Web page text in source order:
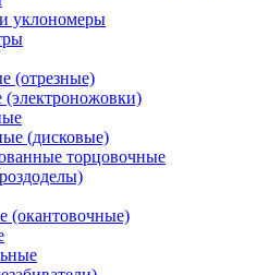
уклономеры
(отрезные)
(электроножовки)
(дисковые)
торцовочные
(окантовочные)